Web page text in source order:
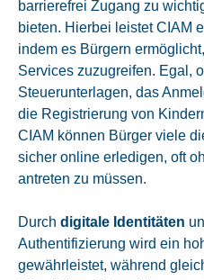
barrierefrei Zugang zu
bieten. Hierbei leistet CIAM
indem es Bürgern
Services zuzugreifen. Egal,
Steuerunterlagen, das
die Registrierung von
CIAM können Bürger viele
sicher online erledigen, oft
antreten zu müssen.
Durch digitale Identitäten
Authentifizierung wird ein
gewährleistet, während